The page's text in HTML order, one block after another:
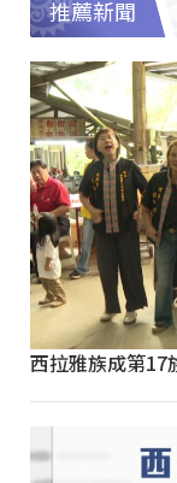
推薦新聞
西拉雅族成第17